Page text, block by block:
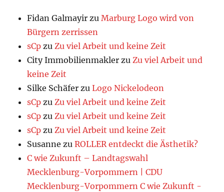
Fidan Galmayir zuMarburg Logo wird von
Bürgern zerrissen
sCp zuZu viel Arbeit und keine Zeit
City Immobilienmakler zuZu viel Arbeit und
keine Zeit
Silke Schäfer zuLogo Nickelodeon
sCp zuZu viel Arbeit und keine Zeit
sCp zuZu viel Arbeit und keine Zeit
sCp zuZu viel Arbeit und keine Zeit
Susanne zuROLLER entdeckt die Ästhetik?
C wie Zukunft – Landtagswahl
Mecklenburg-Vorpommern | CDU
Mecklenburg-Vorpommern C wie Zukunft -